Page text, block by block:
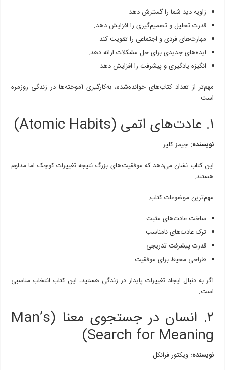
زاویه دید شما را گسترش دهد.
قدرت تحلیل و تصمیم‌گیری را افزایش دهد.
مهارت‌های فردی و اجتماعی را تقویت کند.
ایده‌های جدیدی برای حل مشکلات ارائه دهد.
انگیزه یادگیری و پیشرفت را افزایش دهد.
مهم‌تر از تعداد کتاب‌های خوانده‌شده، به‌کارگیری آموخته‌ها در زندگی روزمره
است.
۱. عادت‌های اتمی (Atomic Habits)
نویسنده: جیمز کلیر
این کتاب نشان می‌دهد که موفقیت‌های بزرگ نتیجه تغییرات کوچک اما مداوم
هستند.
مهم‌ترین موضوعات کتاب:
ساخت عادت‌های مثبت
ترک عادت‌های نامناسب
قدرت پیشرفت تدریجی
طراحی محیط برای موفقیت
اگر به دنبال ایجاد تغییرات پایدار در زندگی هستید، این کتاب انتخاب مناسبی
است.
۲. انسان در جستجوی معنا (Man’s
Search for Meaning)
نویسنده: ویکتور فرانکل